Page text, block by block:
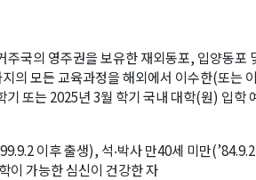
주국의 영주권을 보유한 재외동포, 입양동포
의 모든 교육과정을 해외에서 이수한(또는
기 또는 2025년 3월 학기 국내 대학(원) 입학
이후 출생), 석‧박사 만40세 미만
이 가능한 심신이 건강한 자